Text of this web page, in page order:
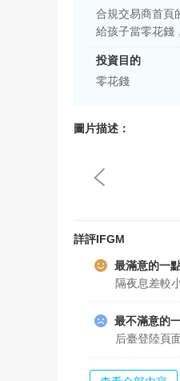
合規交易商首頁
給孩子當零花錢
投資目的
零花錢
圖片描述：
詳評IFGM
最滿意的一
隔夜息差較
最不滿意的
后臺登陸頁